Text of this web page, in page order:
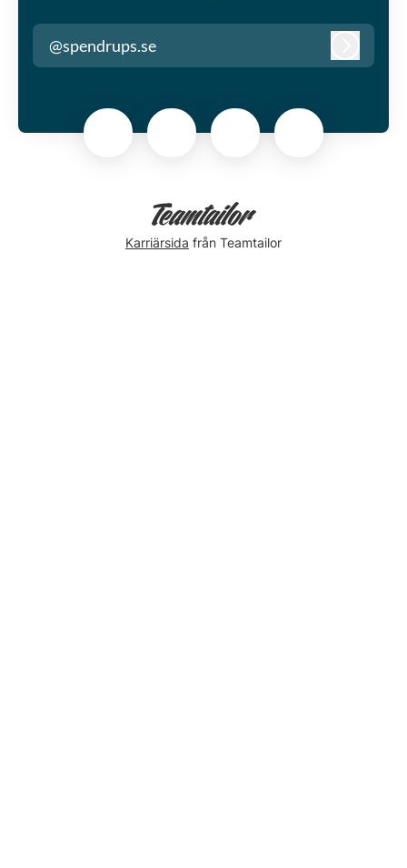
@spendrups.se
Karriärsida från Teamtailor